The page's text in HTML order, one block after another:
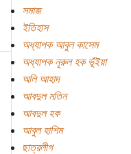
সমাজ
ইতিহাস
অধ্যাপক আবুল কাসেম
অধ্যাপক নূরুল হক ভূঁইয়া
অলি আহাদ
আবদুল মতিন
আবদুল হক
আবুল হাশিম
ছাত্রলীগ